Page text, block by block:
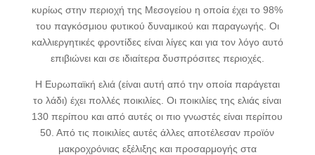
κυρίως στην περιοχή της Μεσογείου η οποία έχει το 98%
του παγκόσμιου φυτικού δυναμικού και παραγωγής. Οι
καλλιεργητικές φροντίδες είναι λίγες και για τον λόγο αυτό
επιβιώνει και σε ιδιαίτερα δυσπρόσιτες περιοχές.
Η Ευρωπαϊκή ελιά (είναι αυτή από την οποία παράγεται
το λάδι) έχει πολλές ποικιλίες. Οι ποικιλίες της ελιάς είναι
130 περίπου και από αυτές οι πιο γνωστές είναι περίπου
50. Από τις ποικιλίες αυτές άλλες αποτέλεσαν προϊόν
μακροχρόνιας εξέλιξης και προσαρμογής στα